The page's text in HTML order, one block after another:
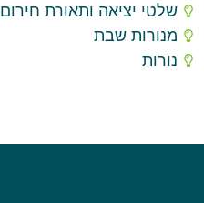
שלטי יציאה ותאורת חירום
מנורות שבת
נורות